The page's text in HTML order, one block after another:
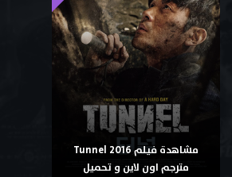
مشاهدة فيلم Tunnel 2016
مترجم اون لاين و تحميل